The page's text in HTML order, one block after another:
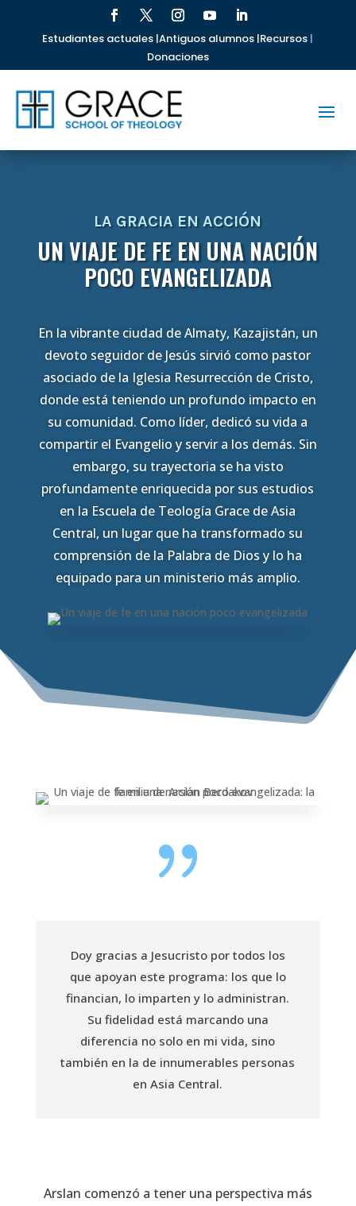
Estudiantes actuales |Antiguos alumnos |Recursos |
Donaciones
LA GRACIA EN ACCIÓN
UN VIAJE DE FE EN UNA NACIÓN
POCO EVANGELIZADA
En la vibrante ciudad de Almaty, Kazajistán, un
devoto seguidor de Jesús sirvió como pastor
asociado de la Iglesia Resurrección de Cristo,
donde está teniendo un profundo impacto en
su comunidad. Como líder, dedicó su vida a
compartir el Evangelio y servir a los demás. Sin
embargo, su trayectoria se ha visto
profundamente enriquecida por sus estudios
en la Escuela de Teología Grace de Asia
Central, un lugar que ha transformado su
comprensión de la Palabra de Dios y lo ha
equipado para un ministerio más amplio.
{
Doy gracias a Jesucristo por todos los
que apoyan este programa: los que lo
financian, lo imparten y lo administran.
Su fidelidad está marcando una
diferencia no solo en mi vida, sino
también en la de innumerables personas
en Asia Central.
Arslan comenzó a tener una perspectiva más